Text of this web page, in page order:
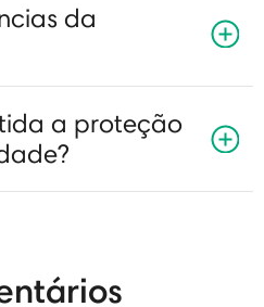
da
a proteção